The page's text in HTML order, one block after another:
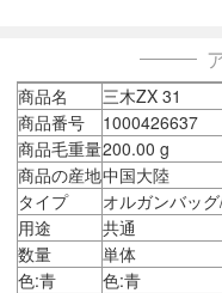
商品名
三木ZX 31
商品番号
1000426637
商品毛重量200.00 g
商品の産地中国大陸
タイプ
オルガンバッ
用途
共通
数量
単体
色:青
色:青